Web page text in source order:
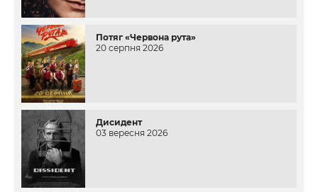
Потяг «Червона рута»
20 серпня 2026
Дисидент
03 вересня 2026